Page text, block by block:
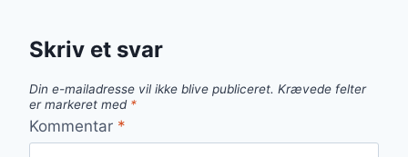
Skriv et svar
Din e-mailadresse vil ikke blive publiceret. Krævede felter
er markeret med *
Kommentar *